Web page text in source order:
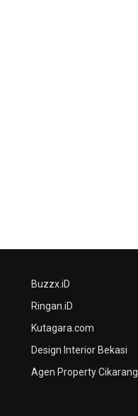
Buzzx.iD
Ringan.iD
Kutagara.com
Design Interior Bekasi
Agen Property Cikarang